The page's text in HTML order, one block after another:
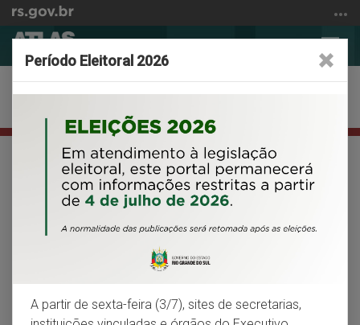
para
conteúdo
o
a
busca
Período Eleitoral 2026
A partir de sexta-feira (3/7), sites de secretarias,
Infraestrutura
IMPRIMIR
Rodovias
O RS possui cerca de 14 mil quilômetros de
rodovias pavimentadas
O sistema rodoviário é responsável pela movimentação da